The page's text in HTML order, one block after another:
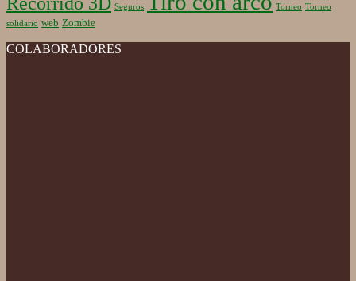
Seguros Torneo Torneo
solidario web Zombie
COLABORADORES